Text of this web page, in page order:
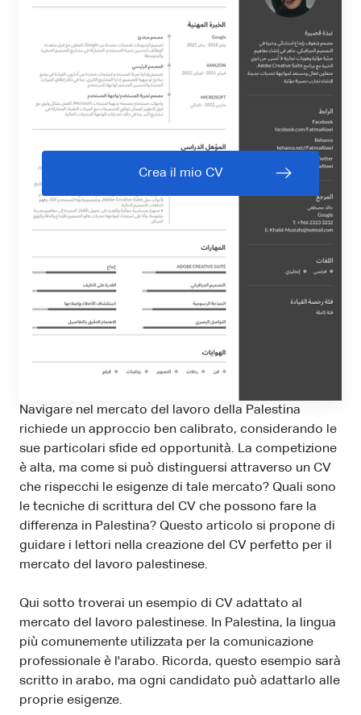
Crea il mio CV
Navigare nel mercato del lavoro della Palestina
richiede un approccio ben calibrato, considerando le
sue particolari sfide ed opportunità. La competizione
è alta, ma come si può distinguersi attraverso un CV
che rispecchi le esigenze di tale mercato? Quali sono
le tecniche di scrittura del CV che possono fare la
differenza in Palestina? Questo articolo si propone di
guidare i lettori nella creazione del CV perfetto per il
mercato del lavoro palestinese.
Qui sotto troverai un esempio di CV adattato al
mercato del lavoro palestinese. In Palestina, la lingua
più comunemente utilizzata per la comunicazione
professionale è l'arabo. Ricorda, questo esempio sarà
scritto in arabo, ma ogni candidato può adattarlo alle
proprie esigenze.